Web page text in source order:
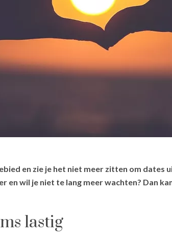
en zie je het niet meer zitten om dates
en wil je niet te lang meer wachten? Dan
lastig